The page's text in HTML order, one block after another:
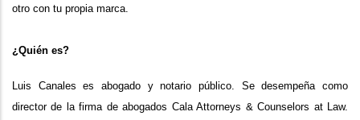
otro con tu propia marca.
¿Quién es?
Luis Canales es abogado y notario público. Se desempeña como
director de la firma de abogados Cala Attorneys & Counselors at Law.